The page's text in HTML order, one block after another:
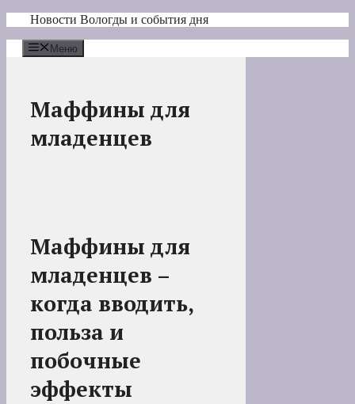
Перейти
содержимому
Новости Вологды и события дня
Меню
Маффины для
младенцев
Маффины для
младенцев –
когда вводить,
польза и
побочные
эффекты